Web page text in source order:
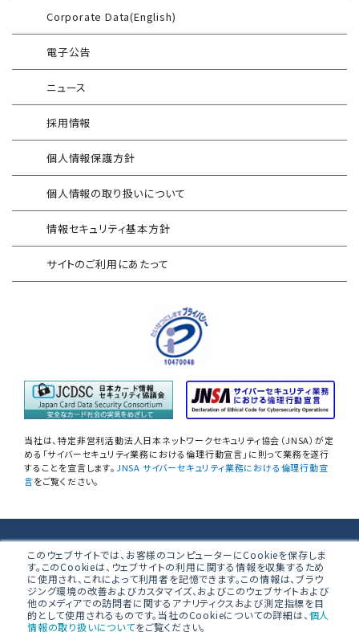
このウェブサイトでは、お客様のコンピューターにCookieを保存しま
す。このCookieは、ウェブサイトの利用に関する情報を収集するため
に使用され、これによって利用者を記憶できます。この情報は、ブラウ
ジング環境の改善およびカスタマイズ、およびこのウェブサイトおよび
他のメディアでの訪問者に関するアナリティクスおよび測定指標を目
的として使用されるものです。当社のCookieについての詳細は、 個人
情報の取り扱いについてをご覧ください。
インシデント対応訓練
インシデント対応訓練シミュレーター
情報セキュリティリスクアセスメント
FISCガイドライン準拠対応支援サービス
地方公共団体向け 情報セキュリティ
セルフアセスメント
産業制御システム向けリスクアセスメント
EC加盟店様向け セキュリティ・チェックリスト
対応アセスメントサービス
自己問診型 個人情報に関わる
情報セキュリティアセスメント
情報セキュリティ
自己点検アンケートサービス
NIST SP800-171 サプライチェーン
情報セキュリティアセスメント
データベース設定評価
無線LAN調査
「防衛産業サイバーセキュリティ基準」
準拠支援
SIEM運用／分析
Splunk自動遮断連携
エンドポイントセキュリティ EDR-MSS
Security-First Aidサービス
セキュアメール
AAMSマルウェア・プロテクト
セキュリティログ分析／活用支援
サイバープロテクション（CP）
Corporate Data(English)
電子公告
ニュース
採用情報
個人情報保護方針
個人情報の取り扱いについて
情報セキュリティ基本方針
サイトのご利用にあたって
当社は、特定非営利活動法人日本ネットワークセキュリティ協会（JNSA）が定
める「サイバーセキュリティ業務における倫理行動宣言」に則って業務を遂行
することを宣言します。JNSA サイバーセキュリティ業務における倫理行動宣
言をご覧ください。
株式会社ブロードバンドセキュリティ
〒160-0023 東京都新宿区西新宿8-5-1 野村不動産西新宿共同ビ
ル 4F